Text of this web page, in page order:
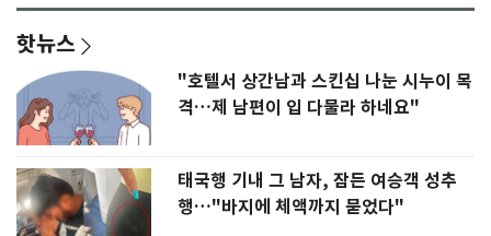
핫뉴스
"호텔서 상간남과 스킨십 나눈 시누이 목
격…제 남편이 입 다물라 하네요"
태국행 기내 그 남자, 잠든 여승객 성추
행…"바지에 체액까지 묻었다"